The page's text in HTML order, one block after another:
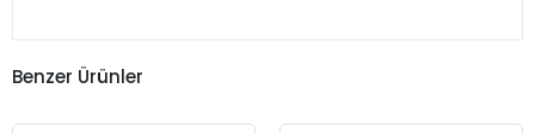
Benzer Ürünler